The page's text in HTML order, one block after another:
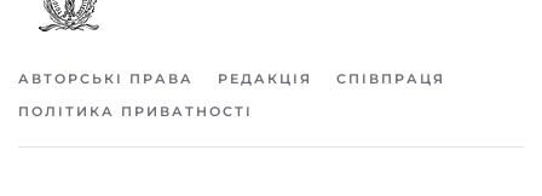
АВТОРСЬКІ ПРАВА РЕДАКЦІЯ
СПІВПРАЦЯ
ПОЛІТИКА ПРИВАТНОСТІ